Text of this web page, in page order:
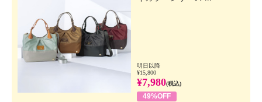
明日以降
¥15,800
¥7,980(税込)
49%OFF